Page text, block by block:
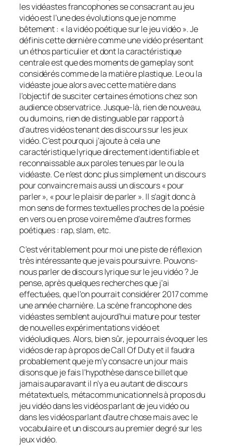
les vidéastes francophones se consacrant au jeu
vidéo est l’une des évolutions que je nomme
bêtement : « la vidéo poétique sur le jeu vidéo ». Je
définis cette dernière comme une vidéo présentant
un éthos particulier et dont la caractéristique
centrale est que des moments degameplaysont
considérés comme de la matière plastique. Le ou la
vidéaste joue alors avec cette matière dans
l’objectif de susciter certaines émotions chez son
audience observatrice. Jusque-là, rien de nouveau,
ou du moins, rien de distinguable par rapport à
d’autres vidéos tenant des discours sur les jeux
vidéo. C’est pourquoi j’ajoute à cela une
caractéristique lyrique directement identifiable et
reconnaissable aux paroles tenues par le ou la
vidéaste. Ce n’est donc plus simplement un discours
pour convaincre mais aussi un discours « pour
parler », « pour le plaisir de parler ». Il s’agit donc à
mon sens de formes textuelles proches de la poésie
en vers ou en prose voire même d’autres formes
poétiques : rap, slam, etc.
C’est véritablement pour moi une piste de réflexion
très intéressante que je vais poursuivre. Pouvons-
nous parler de discours lyrique sur le jeu vidéo ? Je
pense, après quelques recherches que j’ai
effectuées, que l’on pourrait considérer 2017 comme
une année charnière. La scène francophone des
vidéastes semblent aujourd’hui mature pour tester
de nouvelles expérimentations vidéo et
vidéoludiques. Alors, bien sûr, je pourrais évoquer les
vidéos de rap à propos deCall Of Dutyet il faudra
probablement que je m’y consacre un jour mais
disons que je fais l’hypothèse dans ce billet que
jamais auparavant il n’y a eu autant de discours
métatextuels, métacommunicationnels à propos du
jeu vidéo dans les vidéos parlant de jeu vidéo ou
dans les vidéos parlant d’autre chose mais avec le
vocabulaire et un discours au premier degré sur les
jeux vidéo.